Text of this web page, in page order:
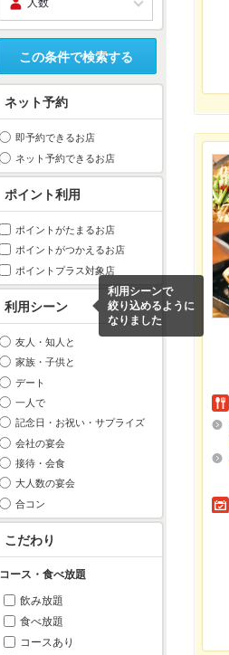
この条件で検索する
ネット予約
即予約できるお店
ネット予約できるお店
ポイント利用
ポイントがたまるお店
ポイントがつかえるお店
ポイントプラス対象店
利用シーン
利用シーンで
絞り込めるように
なりました
友人・知人と
家族・子供と
デート
一人で
記念日・お祝い・サプライズ
会社の宴会
接待・会食
大人数の宴会
合コン
こだわり
コース・食べ放題
飲み放題
食べ放題
コースあり